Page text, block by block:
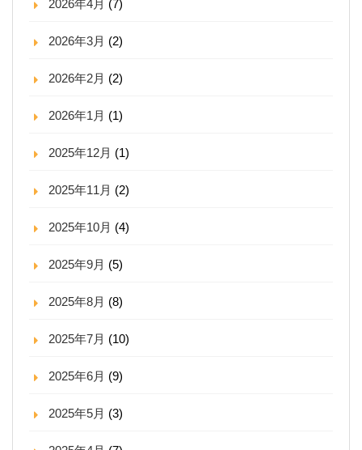
2026年4月 (7)
2026年3月 (2)
2026年2月 (2)
2026年1月 (1)
2025年12月 (1)
2025年11月 (2)
2025年10月 (4)
2025年9月 (5)
2025年8月 (8)
2025年7月 (10)
2025年6月 (9)
2025年5月 (3)